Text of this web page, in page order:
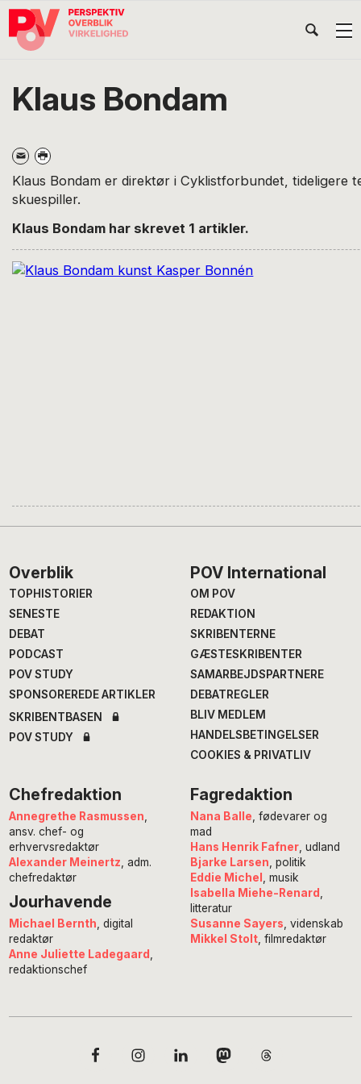
Gå
direkte
navigation
Skip
indhold
Gå
direkte
POV
International
Klaus Bondam
Klaus Bondam er direktør i Cyklistforbundet, tideligere
skuespiller.
Klaus Bondam har skrevet 1 artikler.
Footer
Overblik
TOPHISTORIER
SENESTE
DEBAT
PODCAST
POV STUDY
SPONSOREREDE ARTIKLER
SKRIBENTBASEN
POV STUDY
POV International
OM POV
REDAKTION
SKRIBENTERNE
GÆSTESKRIBENTER
SAMARBEJDSPARTNERE
DEBATREGLER
BLIV MEDLEM
HANDELSBETINGELSER
COOKIES & PRIVATLIV
Chefredaktion
Annegrethe Rasmussen
ansv. chef- og
erhvervsredaktør
Alexander Meinertz , adm.
chefredaktør
Jourhavende
Michael Bernth, digital
redaktør
Anne Juliette Ladegaard ,
redaktionschef
Fagredaktion
Nana Balle , fødevarer og
mad
Hans Henrik Fafner, udland
Bjarke Larsen , politik
Eddie Michel , musik
Isabella Miehe-Renard
litteratur
Susanne Sayers , videnskab
Mikkel Stolt, filmredaktør